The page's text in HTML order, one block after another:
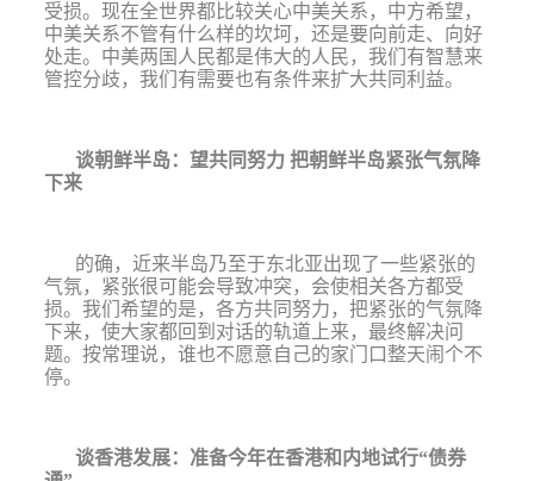
受损。 现在全世界都比较关心中美关系，中方希望，
中美关系不管有什么样的坎坷，还是要向前走、向好
处走。中美两国人民都是伟大的人民，我们有智慧来
管控分歧，我们有需要也有条件来扩大共同利益。
谈朝鲜半岛：望共同努力 把朝鲜半岛紧张气氛降
下来
的确，近来半岛乃至于东北亚出现了一些紧张的
气氛，紧张很可能会导致冲突，会使相关各方都受
损。我们希望的是，各方共同努力，把紧张的气氛降
下来，使大家都回到对话的轨道上来，最终解决问
题。按常理说， 谁也不愿意自己的家门口整天闹个不
停。
谈香港发展：准备今年在香港和内地试行“债券